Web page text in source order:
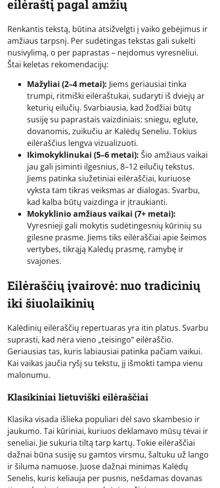
eilėraštį pagal amžių
Renkantis tekstą, būtina atsižvelgti į vaiko gebėjimus ir
amžiaus tarpsnį. Per sudėtingas tekstas gali sukelti
nusivylimą, o per paprastas – neįdomus vyresnėliui.
Štai keletas rekomendacijų:
Mažyliai (2–4 metai): Jiems geriausiai tinka
trumpi, ritmiški eilėraštukai, sudaryti iš dviejų ar
keturių eilučių. Svarbiausia, kad žodžiai būtų
susiję su paprastais vaizdiniais: sniegu, eglute,
dovanomis, zuikučiu ar Kalėdų Seneliu. Tokius
eilėraščius lengva vizualizuoti.
Ikimokyklinukai (5–6 metai): Šio amžiaus vaikai
jau gali įsiminti ilgesnius, 8–12 eilučių tekstus.
Jiems patinka siužetiniai eilėraščiai, kuriuose
vyksta tam tikras veiksmas ar dialogas. Svarbu,
kad kalba būtų vaizdinga ir įtraukianti.
Mokyklinio amžiaus vaikai (7+ metai):
Vyresnieji gali mokytis sudėtingesnių kūrinių su
gilesne prasme. Jiems tiks eilėraščiai apie šeimos
vertybes, tikrąją Kalėdų prasmę, ramybę ir
svajones.
Eilėraščių įvairovė: nuo tradicinių
iki šiuolaikinių
Kalėdinių eilėraščių repertuaras yra itin platus. Svarbu
suprasti, kad nėra vieno „teisingo“ eilėraščio.
Geriausias tas, kuris labiausiai patinka pačiam vaikui.
Kai vaikas jaučia ryšį su tekstu, jį išmokti tampa vienu
malonumu.
Klasikiniai lietuviški eilėraščiai
Klasika visada išlieka populiari dėl savo skambesio ir
jaukumo. Tai kūriniai, kuriuos deklamavo mūsų tėvai ir
seneliai. Jie sukuria tiltą tarp kartų. Tokie eilėraščiai
dažnai būna susiję su gamtos virsmu, šaltuku už lango
ir šiluma namuose. Juose dažnai minimas Kalėdų
Senelis, kuris keliauja per pusnis, nešdamas dovanas